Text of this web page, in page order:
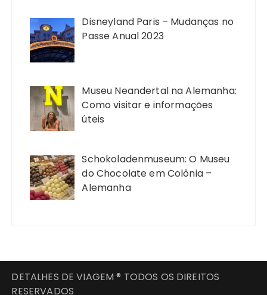
Disneyland Paris – Mudanças no
Passe Anual 2023
Museu Neandertal na Alemanha:
Como visitar e informações
úteis
Schokoladenmuseum: O Museu
do Chocolate em Colônia –
Alemanha
DETALHES DE VIAGEM ® TODOS OS DIREITOS
RESERVADOS